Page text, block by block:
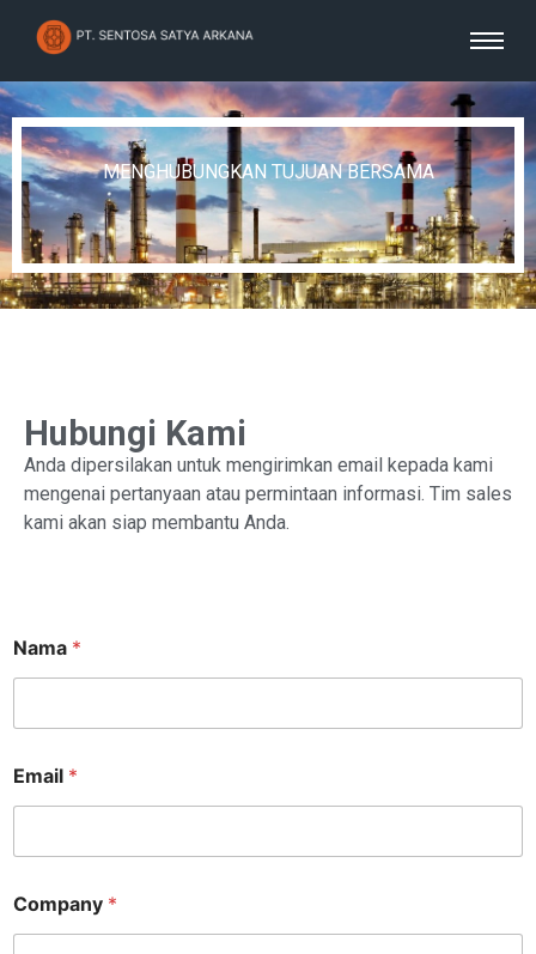
MENGHUBUNGKAN TUJUAN BERSAMA
Hubungi Kami
Anda dipersilakan untuk mengirimkan email kepada kami
mengenai pertanyaan atau permintaan informasi. Tim sales
kami akan siap membantu Anda.
Nama *
*
*
Email *
Company *